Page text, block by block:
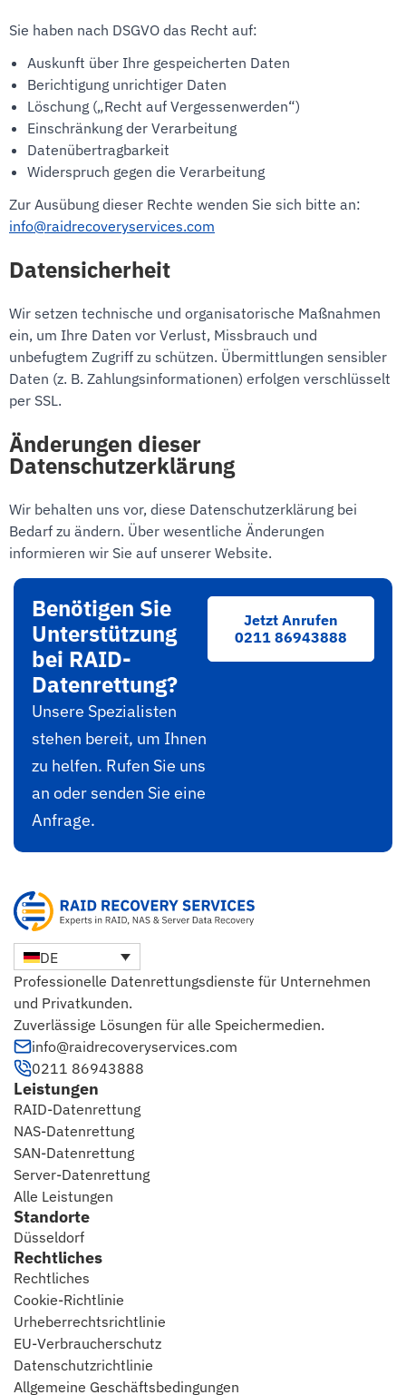
Sie haben nach DSGVO das Recht auf:
Auskunft über Ihre gespeicherten Daten
Berichtigung unrichtiger Daten
Löschung („Recht auf Vergessenwerden“)
Einschränkung der Verarbeitung
Datenübertragbarkeit
Widerspruch gegen die Verarbeitung
Zur Ausübung dieser Rechte wenden Sie sich bitte an:
info@raidrecoveryservices.com
Datensicherheit
Wir setzen technische und organisatorische Maßnahmen
ein, um Ihre Daten vor Verlust, Missbrauch und
unbefugtem Zugriff zu schützen. Übermittlungen sensibler
Daten (z. B. Zahlungsinformationen) erfolgen verschlüsselt
per SSL.
Änderungen dieser
Datenschutzerklärung
Wir behalten uns vor, diese Datenschutzerklärung bei
Bedarf zu ändern. Über wesentliche Änderungen
informieren wir Sie auf unserer Website.
Benötigen Sie
Unterstützung
bei RAID-
Datenrettung?
Unsere Spezialisten
stehen bereit, um Ihnen
zu helfen. Rufen Sie uns
an oder senden Sie eine
Anfrage.
Jetzt Anrufen
0211 86943888
DE
Professionelle Datenrettungsdienste für Unternehmen
und Privatkunden.
Zuverlässige Lösungen für alle Speichermedien.
info@raidrecoveryservices.com
0211 86943888
Leistungen
RAID-Datenrettung
NAS-Datenrettung
SAN-Datenrettung
Server-Datenrettung
Alle Leistungen
Standorte
Düsseldorf
Rechtliches
Rechtliches
Cookie-Richtlinie
Urheberrechtsrichtlinie
EU-Verbraucherschutz
Datenschutzrichtlinie
Allgemeine Geschäftsbedingungen